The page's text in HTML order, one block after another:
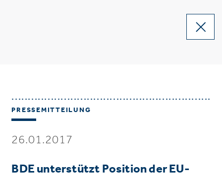
PRESSEMITTEILUNG
26.01.2017
BDE unterstützt Position der EU-